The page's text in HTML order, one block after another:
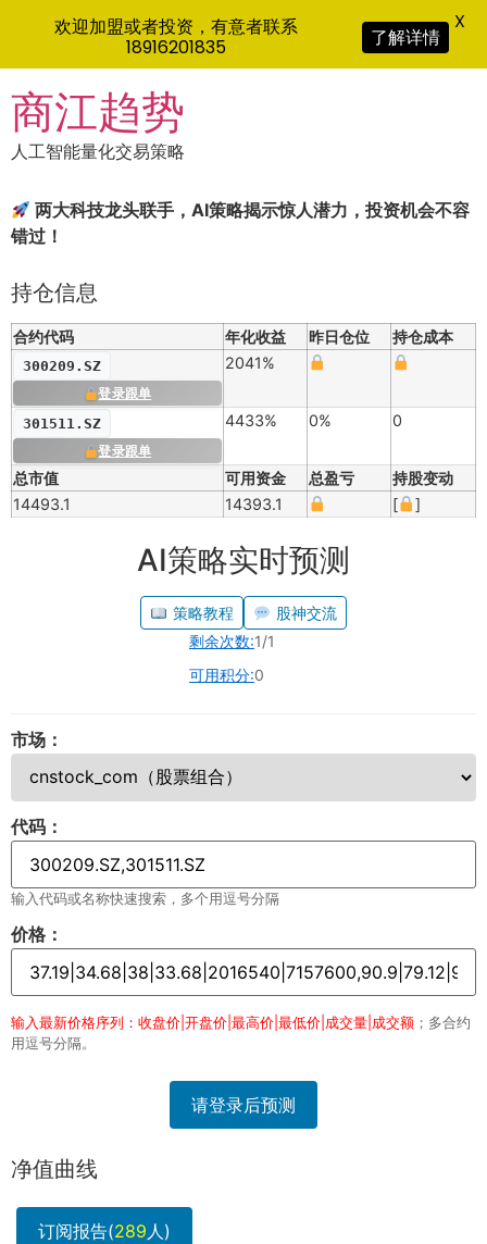
to
content
商江趋势
人工智能量化交易策略
两大科技龙头联手，AI策略揭示惊人潜力，投资机会不容
错过！
持仓信息
合约代码 年化收益 昨日仓位 持仓成本
300209.SZ
登录跟单
2041%
301511.SZ
登录跟单
4433% 0% 0
总市值 可用资金 总盈亏
持股变动
14493.1
14393.1 [ ]
AI策略实时预测
策略教程
股神交流
剩余次数:1/1
可用积分:0
市场：
代码：
输入代码或名称快速搜索，多个用逗号分隔
价格：
输入最新价格序列：收盘价|开盘价|最高价|最低价|成交量|成交额 ；多合约
用逗号分隔。
请登录后预测
净值曲线
订阅报告(289人)
欢迎加盟或者投资，有意者联系
18916201835
了解详情
X